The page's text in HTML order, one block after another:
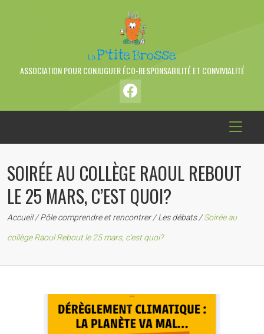
ASSOCIATION POUR CONJUGUER ÉCO-RESPONSABILITÉ ET CONVIVIALITÉ
SOIRÉE AU COLLÈGE RAOUL REBOUT
LE 25 MARS, C’EST QUOI?
Accueil/ Pôle comprendre et rencontrer/Les débats/Soirée au
collège Raoul Rebout le 25 mars, c’est quoi?